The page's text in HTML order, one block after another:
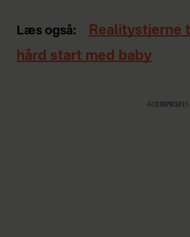
Læs også:
Realitystjerne
hård start med baby
Annonce